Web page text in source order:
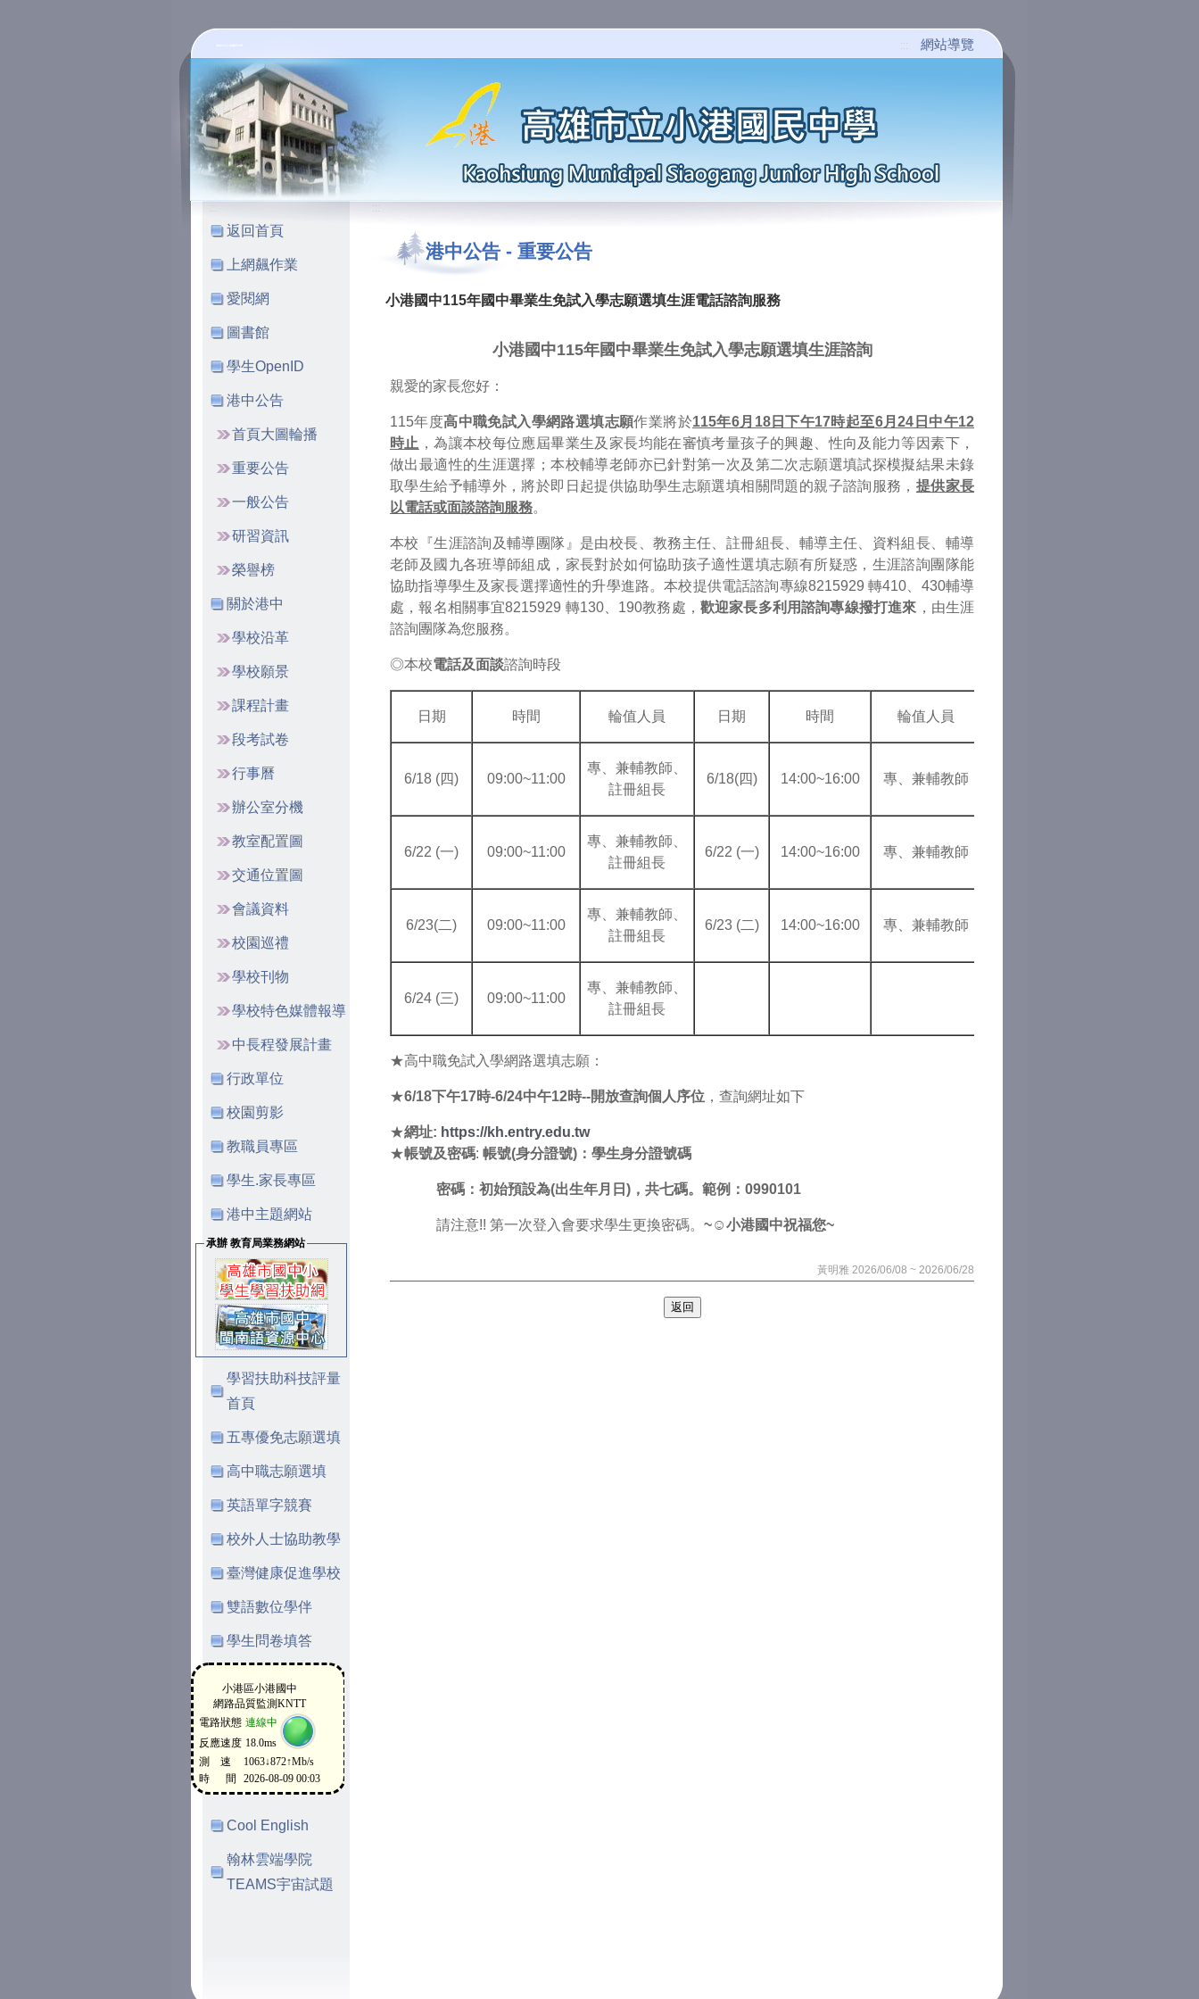
::: 網站導覽
:::
返回首頁
上網飆作業
愛閱網
圖書館
學生OpenID
港中公告
首頁大圖輪播
重要公告
一般公告
研習資訊
榮譽榜
關於港中
學校沿革
學校願景
課程計畫
段考試卷
行事曆
辦公室分機
教室配置圖
交通位置圖
會議資料
校園巡禮
學校刊物
學校特色媒體報導
中長程發展計畫
行政單位
校園剪影
教職員專區
學生.家長專區
港中主題網站
承辦 教育局業務網站
學習扶助科技評量
首頁
五專優免志願選填
高中職志願選填
英語單字競賽
校外人士協助教學
臺灣健康促進學校
雙語數位學伴
學生問卷填答
Cool English
翰林雲端學院
TEAMS宇宙試題
:::
港中公告 - 重要公告
小港國中115年國中畢業生免試入學志願選填生涯電話諮詢服務
小港國中115年國中畢業生免試入學志願選填生涯諮詢
親愛的家長您好：
115年度高中職免試入學網路選填志願作業將於115年6月18日下午17時起至6月24日中午12
時止 ，為讓本校每位應屆畢業生及家長均能在審慎考量孩子的興趣、性向及能力等因素下，
做出最適性的生涯選擇；本校輔導老師亦已針對第一次及第二次志願選填試探模擬結果未錄
取學生給予輔導外，將於即日起提供協助學生志願選填相關問題的親子諮詢服務， 提供家長
以電話或面談諮詢服務。
本校『生涯諮詢及輔導團隊』是由校長、教務主任、註冊組長、輔導主任、資料組長、輔導
老師及國九各班導師組成，家長對於如何協助孩子適性選填志願有所疑惑，生涯諮詢團隊能
協助指導學生及家長選擇適性的升學進路。本校提供電話諮詢專線8215929 轉410、430輔導
處，報名相關事宜8215929 轉130、190教務處， 歡迎家長多利用諮詢專線撥打進來 ，由生涯
諮詢團隊為您服務。
◎本校電話及面談諮詢時段
日期 時間 輪值人員 日期 時間 輪值人員
6/18 (四) 09:00~11:00
專、兼輔教師、
註冊組長
6/18(四) 14:00~16:00 專、兼輔教師
6/22 (一) 09:00~11:00
專、兼輔教師、
註冊組長
6/22 (一) 14:00~16:00 專、兼輔教師
6/23(二) 09:00~11:00
專、兼輔教師、
註冊組長
6/23 (二) 14:00~16:00 專、兼輔教師
6/24 (三) 09:00~11:00
專、兼輔教師、
註冊組長
★高中職免試入學網路選填志願：
★6/18下午17時-6/24中午12時--開放查詢個人序位 ，查詢網址如下
★網址: https://kh.entry.edu.tw
★帳號及密碼: 帳號(身分證號)：學生身分證號碼
密碼：初始預設為(出生年月日)，共七碼。範例：0990101
請注意!! 第一次登入會要求學生更換密碼。 ~☺小港國中祝福您~
黃明雅 2026/06/08 ~ 2026/06/28
返回